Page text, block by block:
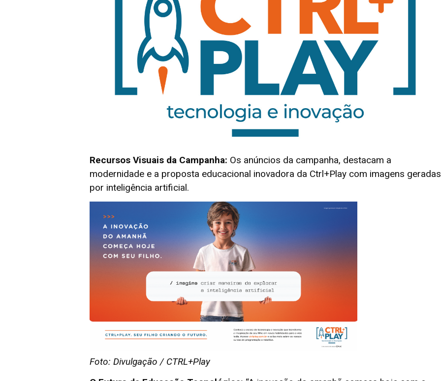
Recursos Visuais da Campanha: Os anúncios da campanha, destacam a
modernidade e a proposta educacional inovadora da Ctrl+Play com imagens geradas
por inteligência artificial.
Foto: Divulgação / CTRL+Play